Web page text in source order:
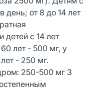
день; от 8 до 14 лет
детей с 14 лет
лет - 500 мг, у
- 250 мг.
250-500 мг 3